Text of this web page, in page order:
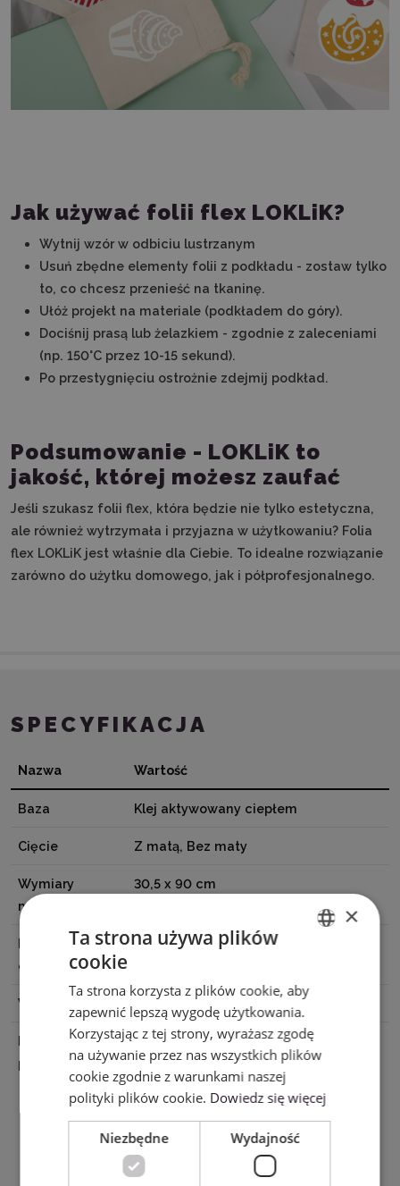
Jak używać folii flex LOKLiK?
Wytnij wzór w odbiciu lustrzanym
Usuń zbędne elementy folii z podkładu - zostaw tylko
to, co chcesz przenieść na tkaninę.
Ułóż projekt na materiale (podkładem do góry).
Dociśnij prasą lub żelazkiem - zgodnie z zaleceniami
(np. 150°C przez 10-15 sekund).
Po przestygnięciu ostrożnie zdejmij podkład.
Podsumowanie - LOKLiK to
jakość, której możesz zaufać
Jeśli szukasz folii flex, która będzie nie tylko estetyczna,
ale również wytrzymała i przyjazna w użytkowaniu? Folia
flex LOKLiK jest właśnie dla Ciebie. To idealne rozwiązanie
zarówno do użytku domowego, jak i półprofesjonalnego.
SPECYFIKACJA
Nazwa Wartość
Baza Klej aktywowany ciepłem
Cięcie Z matą, Bez maty
Wymiary
materiału
30,5 x 90 cm
Powierzchnia
do zadruku
Nie
Wykończenie Brokatowe
Dane
producenta
Hunan Sijiu Technology Co.,Ltd Floor
8,No.15,Huafa Road, Huakou
Community,Ronggui Street, Shunde
District,Foshan city, Guangdong
Province,China Kontakt Kenny Huang
E-mail kenny@sijiutech.com Telefon (
+ 86) 13751503800
POLISH
×
Ta strona używa plików
cookie
Ta strona korzysta z plików cookie, aby
zapewnić lepszą wygodę użytkowania.
Korzystając z tej strony, wyrażasz zgodę
na używanie przez nas wszystkich plików
cookie zgodnie z warunkami naszej
polityki plików cookie. Dowiedz się więcej
Niezbędne Wydajność